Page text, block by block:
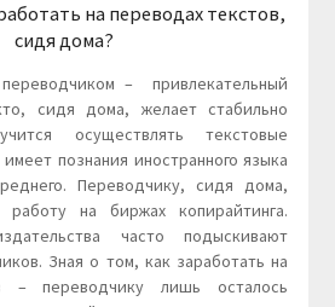
на переводах текстов,
сидя дома?
– привлекательный
сидя дома, желает стабильно
осуществлять текстовые
познания иностранного языка
Переводчику, сидя дома,
работу на биржах копирайтинга.
часто подыскивают
Зная о том, как заработать на
– переводчику лишь осталось